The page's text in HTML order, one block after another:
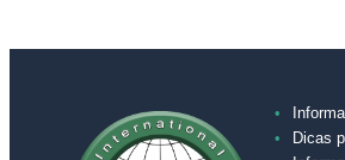
Dicas